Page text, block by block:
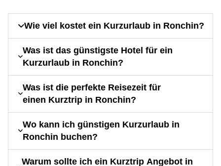
Wie viel kostet ein Kurzurlaub in Ronchin?
Was ist das günstigste Hotel für ein
Kurzurlaub in Ronchin?
Was ist die perfekte Reisezeit für
einen Kurztrip in Ronchin?
Wo kann ich günstigen Kurzurlaub in
Ronchin buchen?
Warum sollte ich ein Kurztrip Angebot in